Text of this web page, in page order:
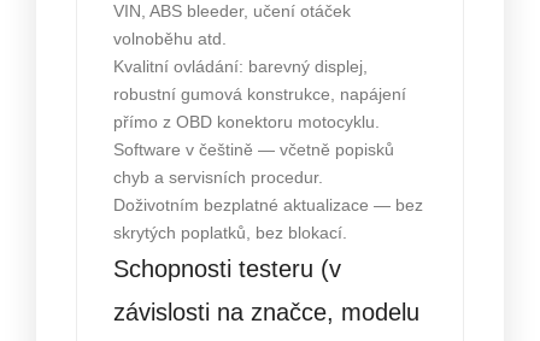
VIN, ABS bleeder, učení otáček
volnoběhu atd.
Kvalitní ovládání: barevný displej,
robustní gumová konstrukce, napájení
přímo z OBD konektoru motocyklu.
Software v češtině — včetně popisků
chyb a servisních procedur.
Doživotním bezplatné aktualizace — bez
skrytých poplatků, bez blokací.
Schopnosti testeru (v
závislosti na značce, modelu